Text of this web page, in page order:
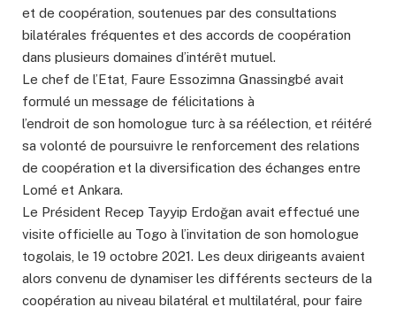
et de coopération, soutenues par des consultations
bilatérales fréquentes et des accords de coopération
dans plusieurs domaines d’intérêt mutuel.
Le chef de l’Etat, Faure Essozimna Gnassingbé avait
formulé un message de félicitations à
l’endroit de son homologue turc à sa réélection, et réitéré
sa volonté de poursuivre le renforcement des relations
de coopération et la diversification des échanges entre
Lomé et Ankara.
Le Président Recep Tayyip Erdoğan avait effectué une
visite officielle au Togo à l’invitation de son homologue
togolais, le 19 octobre 2021. Les deux dirigeants avaient
alors convenu de dynamiser les différents secteurs de la
coopération au niveau bilatéral et multilatéral, pour faire